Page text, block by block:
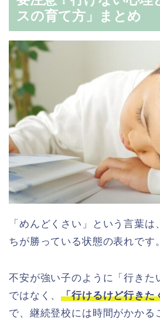
スの育て方」まとめ
「めんどくさい」という言葉
ちが勝っている状態の表れです。
不安が強い子のように「行きた
ではなく、「行けるけど行きた
で、継続登校には時間がかかる